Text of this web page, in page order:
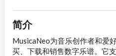
简介
MusicaNeo为音乐创作者和爱
买、下载和销售数字乐谱。它